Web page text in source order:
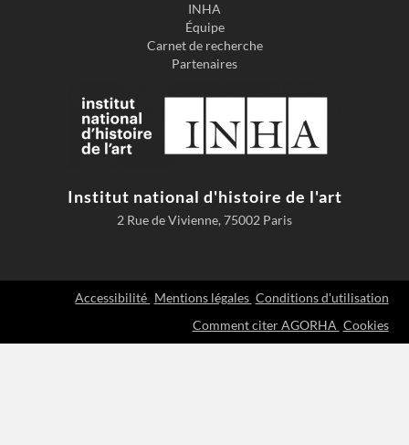
INHA
Équipe
Carnet de recherche
Partenaires
Institut national d'histoire de l'art
2 Rue de Vivienne, 75002 Paris
Accessibilité Mentions légales Conditions d'utilisation
Comment citer AGORHA Cookies